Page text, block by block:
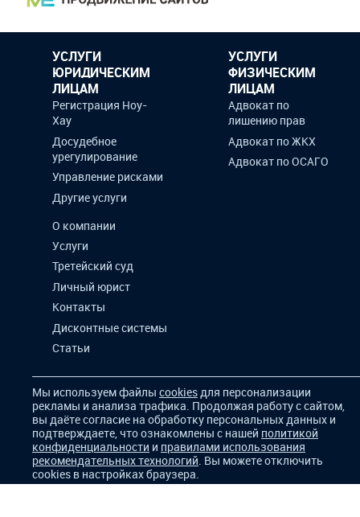
УСЛУГИ
ЮРИДИЧЕСКИМ
ЛИЦАМ
Регистрация Ноу-
Хау
Досудебное
урегулирование
Управление рисками
Другие услуги
УСЛУГИ
ФИЗИЧЕСКИМ
ЛИЦАМ
Адвокат по
лишению прав
Адвокат по ЖКХ
Адвокат по ОСАГО
О компании
Услуги
Третейский суд
Личный юрист
Контакты
Дисконтные системы
Статьи
Мы используем файлы cookiesдля персонализации
рекламы и анализа трафика. Продолжая работу с сайтом,
вы даёте согласие на обработку персональных данных и
подтверждаете, что ознакомлены с нашей политикой
конфиденциальности и правилами использования
рекомендательных технологий. Вы можете отключить
cookies в настройках браузера.